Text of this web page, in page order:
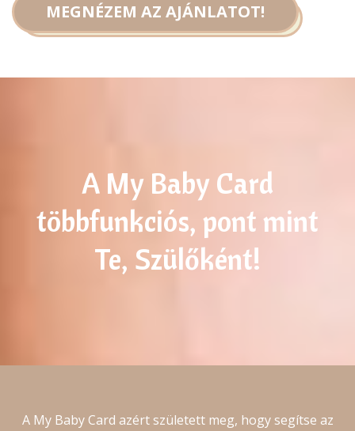
MEGNÉZEM AZ AJÁNLATOT!
A My Baby Card
többfunkciós, pont mint
Te, Szülőként!
A My Baby Card azért született meg, hogy segítse az